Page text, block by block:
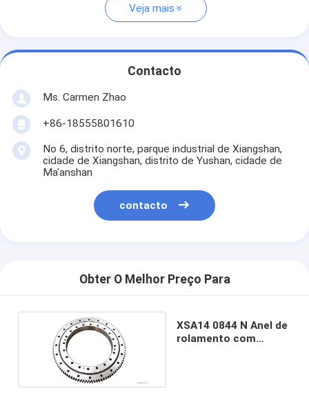
Veja mais
Contacto
Ms. Carmen Zhao
+86-18555801610
No 6, distrito norte, parque industrial de Xiangshan,
cidade de Xiangshan, distrito de Yushan, cidade de
Ma'anshan
contacto
Obter O Melhor Preço Para
XSA14 0844 N Anel de
rolamento com